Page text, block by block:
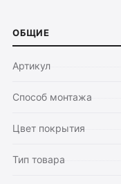
ОБЩИЕ
Артикул
Способ монтажа
Цвет покрытия
Тип товара